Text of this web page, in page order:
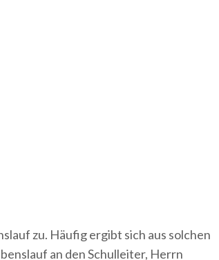
zu. Häufig ergibt sich aus solchen
an den Schulleiter, Herrn